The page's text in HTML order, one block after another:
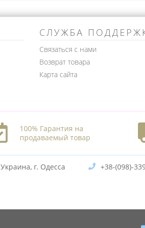
СЛУЖБА
Связаться с нами
Возврат товара
Карта сайта
100% Гарантия на
продаваемый товар
Украина, г. Одесса +38-(098)-